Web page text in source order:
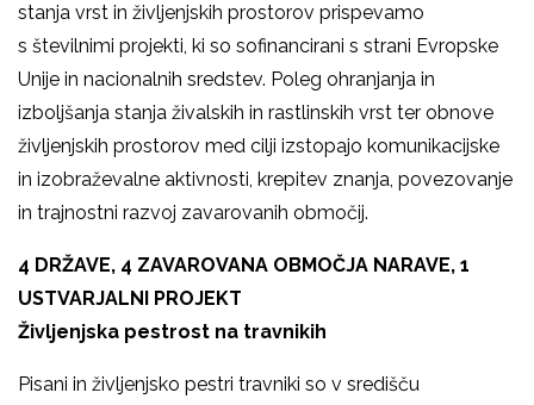
stanja vrst in življenjskih prostorov prispevamo
s številnimi projekti, ki so sofinancirani s strani Evropske
Unije in nacionalnih sredstev. Poleg ohranjanja in
izboljšanja stanja živalskih in rastlinskih vrst ter obnove
življenjskih prostorov med cilji izstopajo komunikacijske
in izobraževalne aktivnosti, krepitev znanja, povezovanje
in trajnostni razvoj zavarovanih območij.
4 DRŽAVE, 4 ZAVAROVANA OBMOČJA NARAVE, 1
USTVARJALNI PROJEKT
Življenjska pestrost na travnikih
Pisani in življenjsko pestri travniki so v središču